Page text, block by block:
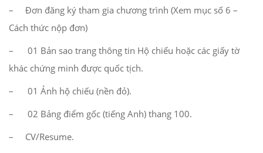
– Đơn đăng ký tham gia chương trình (Xem mục số 6 –
Cách thức nộp đơn)
– 01 Bản sao trang thông tin Hộ chiếu hoặc các giấy tờ
khác chứng minh được quốc tịch.
– 01 Ảnh hộ chiếu (nền đỏ).
– 02 Bảng điểm gốc (tiếng Anh) thang 100.
– CV/Resume.